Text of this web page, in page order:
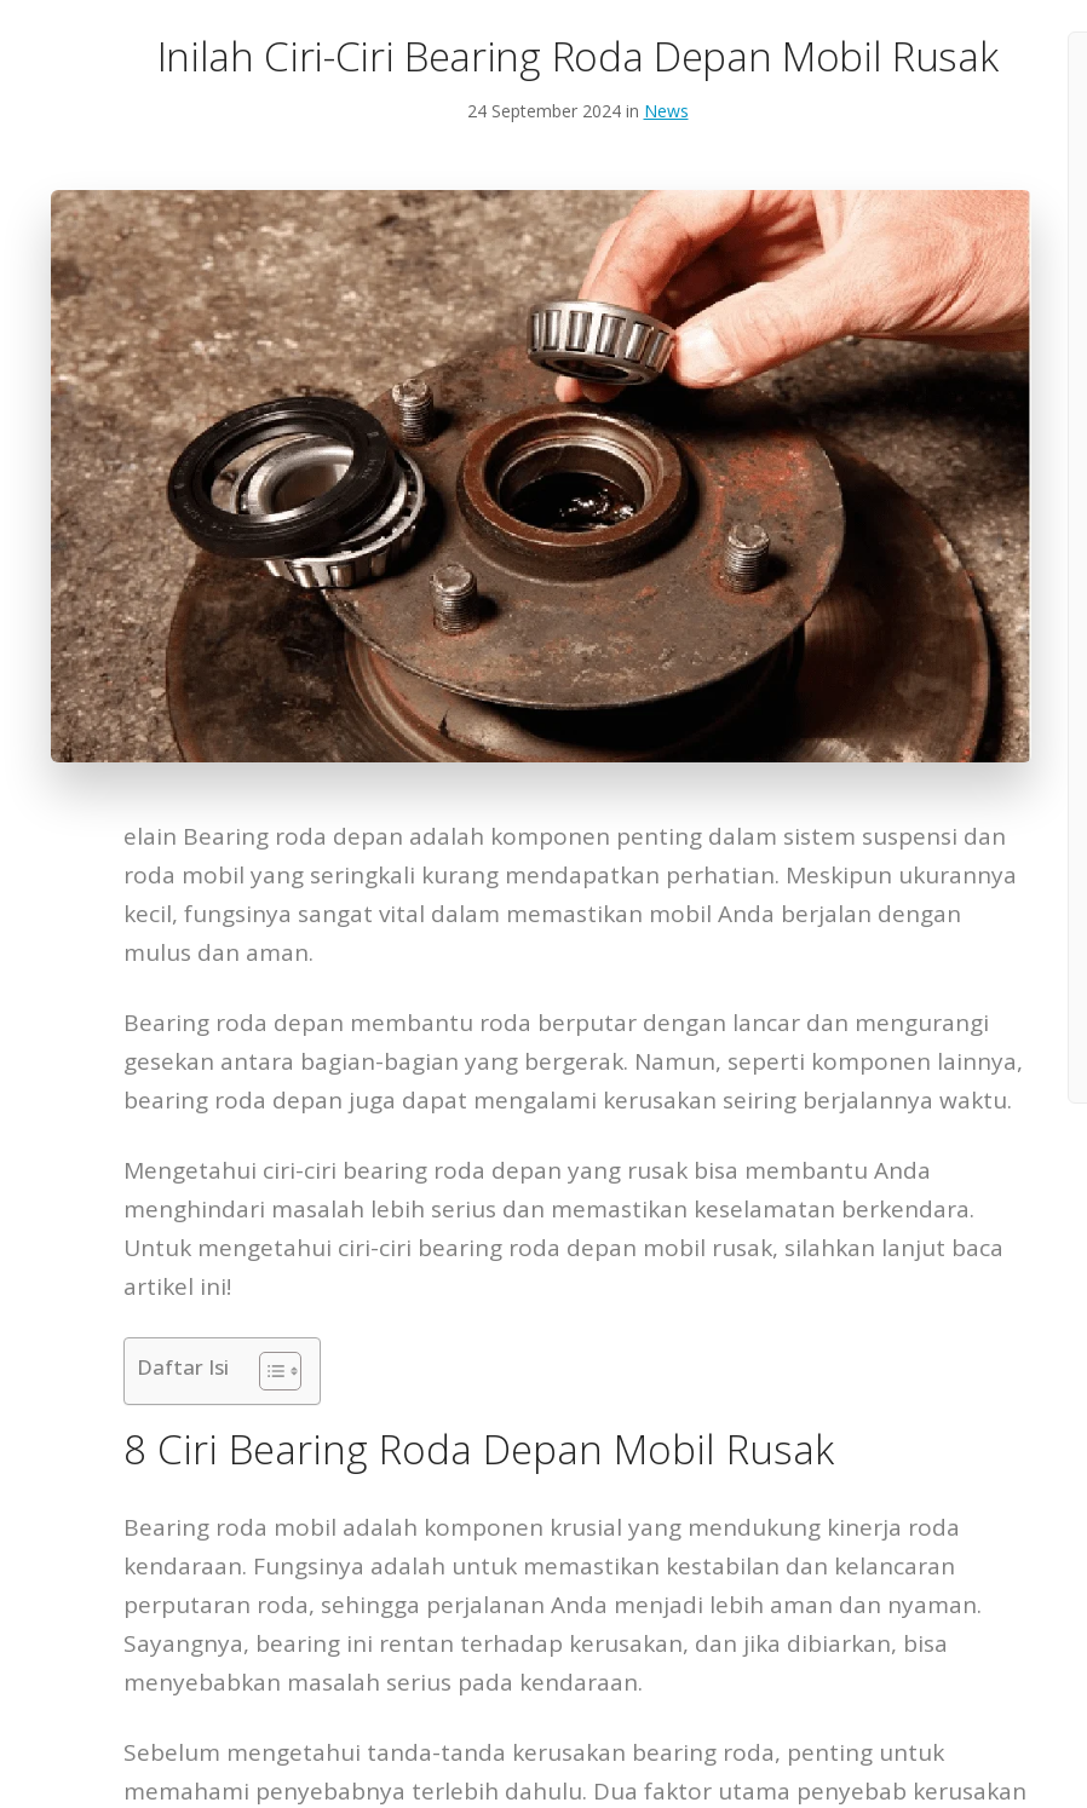
Inilah Ciri-Ciri Bearing Roda Depan Mobil Rusak
24 September 2024 in News
elain Bearing roda depan adalah komponen penting dalam sistem suspensi dan
roda mobil yang seringkali kurang mendapatkan perhatian. Meskipun ukurannya
kecil, fungsinya sangat vital dalam memastikan mobil Anda berjalan dengan
mulus dan aman.
Bearing roda depan membantu roda berputar dengan lancar dan mengurangi
gesekan antara bagian-bagian yang bergerak. Namun, seperti komponen lainnya,
bearing roda depan juga dapat mengalami kerusakan seiring berjalannya waktu.
Mengetahui ciri-ciri bearing roda depan yang rusak bisa membantu Anda
menghindari masalah lebih serius dan memastikan keselamatan berkendara.
Untuk mengetahui ciri-ciri bearing roda depan mobil rusak, silahkan lanjut baca
artikel ini!
Daftar Isi
8 Ciri Bearing Roda Depan Mobil Rusak
Bearing roda mobil adalah komponen krusial yang mendukung kinerja roda
kendaraan. Fungsinya adalah untuk memastikan kestabilan dan kelancaran
perputaran roda, sehingga perjalanan Anda menjadi lebih aman dan nyaman.
Sayangnya, bearing ini rentan terhadap kerusakan, dan jika dibiarkan, bisa
menyebabkan masalah serius pada kendaraan.
Sebelum mengetahui tanda-tanda kerusakan bearing roda, penting untuk
memahami penyebabnya terlebih dahulu. Dua faktor utama penyebab kerusakan